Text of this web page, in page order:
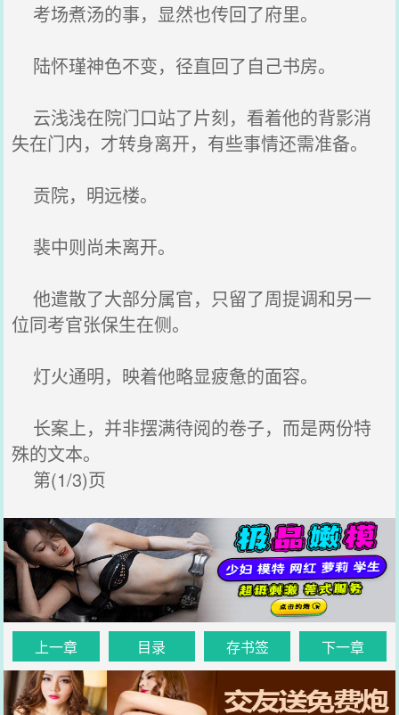
考场煮汤的事，显然也传回了府里。
陆怀瑾神色不变，径直回了自己书房。
云浅浅在院门口站了片刻，看着他的背影消
失在门内，才转身离开，有些事情还需准备。
贡院，明远楼。
裴中则尚未离开。
他遣散了大部分属官，只留了周提调和另一
位同考官张保生在侧。
灯火通明，映着他略显疲惫的面容。
长案上，并非摆满待阅的卷子，而是两份特
殊的文本。
第(1/3)页
上一章 目录 存书签 下一章